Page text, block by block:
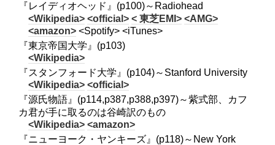
『レイディオヘッド』(p100)～Radiohead
<Wikipedia> <official> < 東芝EMI> <AMG>
<amazon> <Spotify> <iTunes>
『東京帝国大学』(p103)
<Wikipedia>
『スタンフォード大学』(p104)～Stanford University
<Wikipedia> <official>
『源氏物語』(p114,p387,p388,p397)～紫式部、カフ
カ君が手に取るのは谷崎訳のもの
<Wikipedia> <amazon>
『ニューヨーク・ヤンキーズ』(p118)～New York